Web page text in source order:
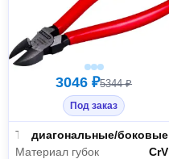
3046 ₽5344 ₽
Под заказ
Типдиагональные/боковые
Материал губок
CrV